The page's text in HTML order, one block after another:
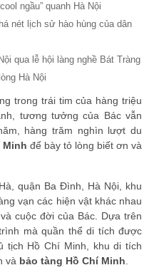
ngầu” quanh Hà Nội
nét lịch sử hào hùng của dân
qua lễ hội làng nghề Bát Tràng
Hà Nội
trong trái tim của hàng triệu
tương tưởng của Bác vẫn
hàng trăm nghìn lượt du
Minh để bày tỏ lòng biết ơn và
quận Ba Đình, Hà Nội, khu
vạn các hiện vật khác nhau
cuộc đời của Bác. Dựa trên
mà quần thể di tích được
tịch Hồ Chí Minh, khu di tích
và bảo tàng Hồ Chí Minh